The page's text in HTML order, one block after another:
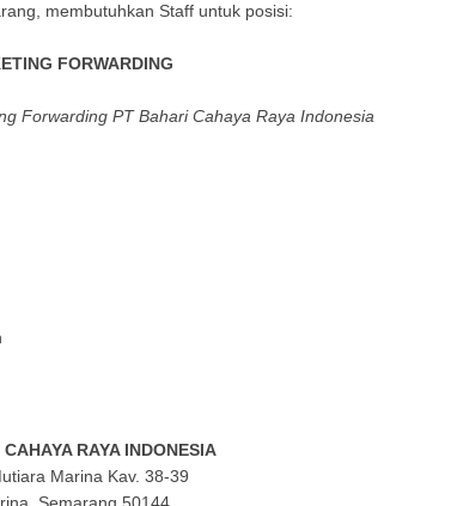
membutuhkan Staff untuk posisi:
FORWARDING
Forwarding PT Bahari Cahaya Raya Indonesia
RAYA INDONESIA
Marina Kav. 38-39